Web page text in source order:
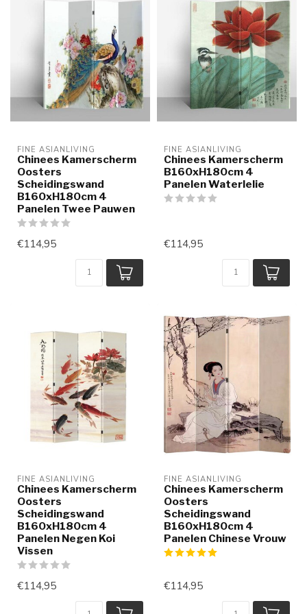
FINE ASIANLIVING
Chinees Kamerscherm
Oosters
Scheidingswand
B160xH180cm 4
Panelen Twee Pauwen
€114,95
FINE ASIANLIVING
Chinees Kamerscherm
B160xH180cm 4
Panelen Waterlelie
€114,95
FINE ASIANLIVING
Chinees Kamerscherm
Oosters
Scheidingswand
B160xH180cm 4
Panelen Negen Koi
Vissen
€114,95
FINE ASIANLIVING
Chinees Kamerscherm
Oosters
Scheidingswand
B160xH180cm 4
Panelen Chinese Vrouw
€114,95